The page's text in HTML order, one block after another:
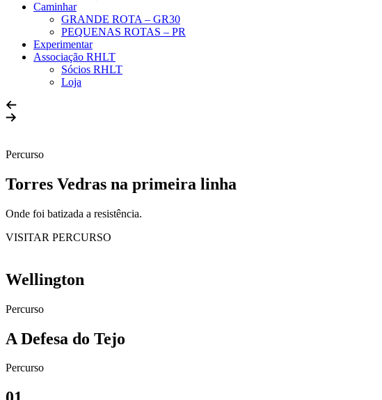
Caminhar
GRANDE ROTA – GR30
PEQUENAS ROTAS – PR
Experimentar
Associação RHLT
Sócios RHLT
Loja
Percurso
Torres Vedras na primeira linha
Onde foi batizada a resistência.
VISITAR PERCURSO
Wellington
Percurso
A Defesa do Tejo
Percurso